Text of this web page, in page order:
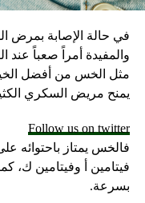
كيف تطورت الكائنات
المعروف بتوفره على
هناك نظرية تنطوي…
الموجات الصدمية
الأمريكي، تحلق
RELATED TOPICS:
في حالة الإصابة بمرض
والمفيدة أمراً صعباً
مثل الخس من أفضل
يمنح مريض السكري
Follow us on twitter
فالخس يمتاز باحتوائه
فيتامين أ وفيتامين ك،
بسرعة.